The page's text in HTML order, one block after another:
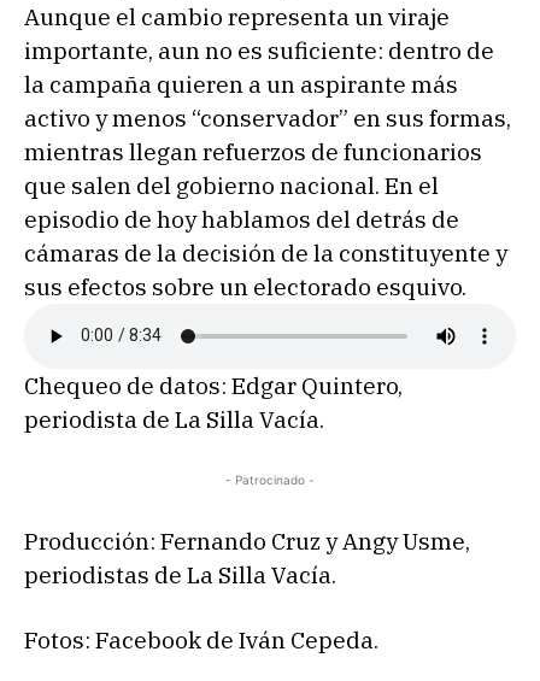
Aunque el cambio representa un viraje
importante, aun no es suficiente: dentro de
la campaña quieren a un aspirante más
activo y menos “conservador” en sus formas,
mientras llegan refuerzos de funcionarios
que salen del gobierno nacional. En el
episodio de hoy hablamos del detrás de
cámaras de la decisión de la constituyente y
sus efectos sobre un electorado esquivo.
Chequeo de datos: Edgar Quintero,
periodista de La Silla Vacía.
- Patrocinado -
Producción: Fernando Cruz y Angy Usme,
periodistas de La Silla Vacía.
Fotos: Facebook de Iván Cepeda.